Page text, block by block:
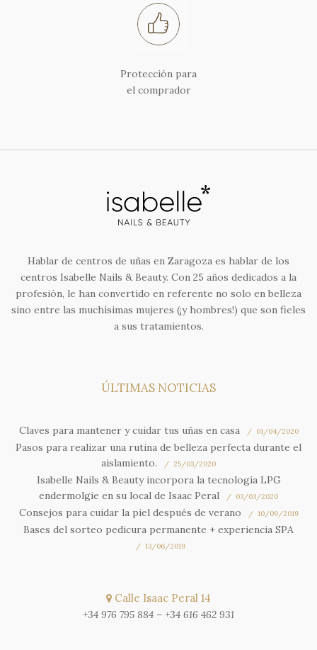
Protección para
el comprador
Hablar de centros de uñas en Zaragoza es hablar de los
centros Isabelle Nails & Beauty. Con 25 años dedicados a la
profesión, le han convertido en referente no solo en belleza
sino entre las muchísimas mujeres (¡y hombres!) que son fieles
a sus tratamientos.
ÚLTIMAS NOTICIAS
Claves para mantener y cuidar tus uñas en casa 01/04/2020
Pasos para realizar una rutina de belleza perfecta durante el
aislamiento.
25/03/2020
Isabelle Nails & Beauty incorpora la tecnología LPG
endermolgie en su local de Isaac Peral
03/03/2020
Consejos para cuidar la piel después de verano 10/09/2019
Bases del sorteo pedicura permanente + experiencia SPA
13/06/2019
Calle Isaac Peral 14
+34 976 795 884 – +34 616 462 931